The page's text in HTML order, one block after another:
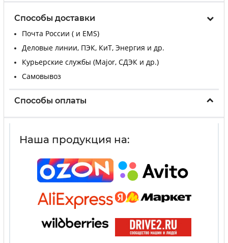
Способы доставки
Почта России ( и EMS)
Деловые линии, ПЭК, КиТ, Энергия и др.
Курьерские службы (Major, СДЭК и др.)
Самовывоз
Способы оплаты
Наша продукция на: